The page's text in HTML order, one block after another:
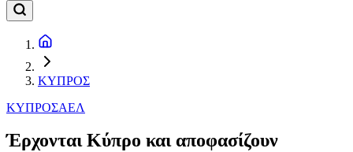
ΚΥΠΡΟΣ
ΚΥΠΡΟΣΑΕΛ
Έρχονται Κύπρο και αποφασίζουν